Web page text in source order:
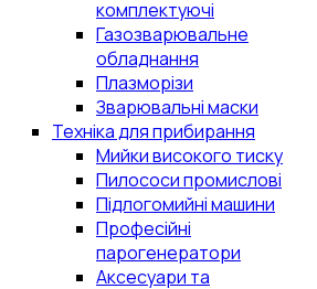
комплектуючі
Газозварювальне
обладнання
Плазморізи
Зварювальні маски
Техніка для прибирання
Мийки високого тиску
Пилососи промислові
Підлогомийні машини
Професійні
парогенератори
Аксесуари та